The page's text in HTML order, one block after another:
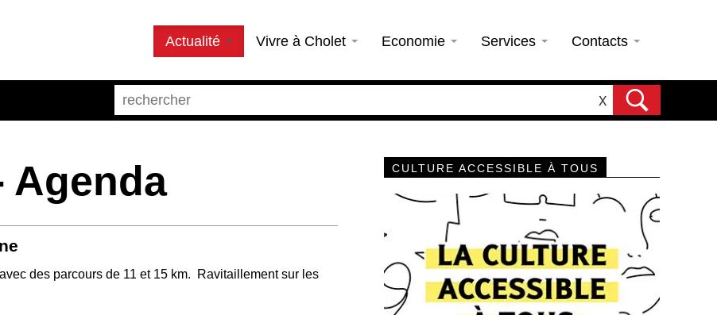
Actualité Vivre à Cholet Economie Services Contacts
X
Agenda
des parcours de 11 et 15 km. Ravitaillement sur les
CULTURE ACCESSIBLE À TOUS